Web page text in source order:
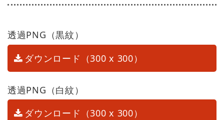
透過PNG（黒紋）
ダウンロード（300 x 300）
透過PNG（白紋）
ダウンロード（300 x 300）